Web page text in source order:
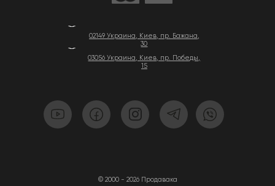
02149 Украина, Киев, пр. Бажана,
30
03056 Украина, Киев, пр. Победы,
15
© 2000 - 2026 Продавака